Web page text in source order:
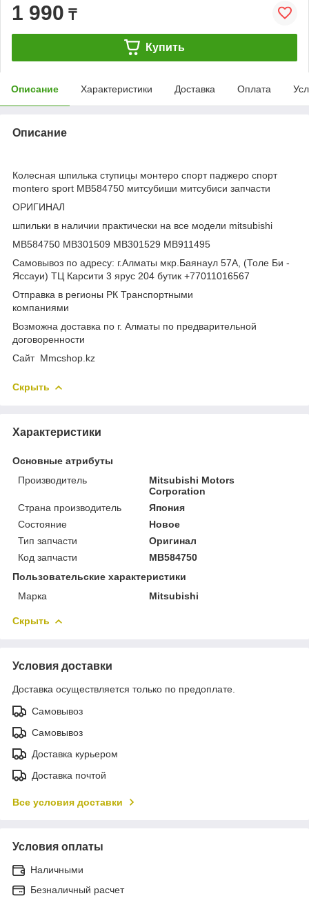
1 990 ₸
Купить
Описание Характеристики Доставка Оплата
Описание
Колесная шпилька ступицы монтеро спорт паджеро спорт
montero sport MB584750 митсубиши митсубиси запчасти
ОРИГИНАЛ
шпильки в наличии практически на все модели mitsubishi
MB584750 MB301509 MB301529 MB911495
Самовывоз по адресу: г.Алматы мкр.Баянаул 57А, (Толе Би -
Яссауи) ТЦ Карсити 3 ярус 204 бутик +77011016567
Отправка в регионы РК Транспортными
компаниями
Возможна доставка по г. Алматы по предварительной
договоренности
Cайт Mmcshop.kz
Скрыть
Характеристики
Основные атрибуты
Производитель
Mitsubishi Motors
Corporation
Страна производитель
Япония
Состояние
Новое
Тип запчасти
Оригинал
Код запчасти
MB584750
Пользовательские характеристики
Марка
Mitsubishi
Скрыть
Условия доставки
Доставка осуществляется только по предоплате.
Самовывоз
Самовывоз
Доставка курьером
Доставка почтой
Все условия доставки
Условия оплаты
Наличными
Безналичный расчет